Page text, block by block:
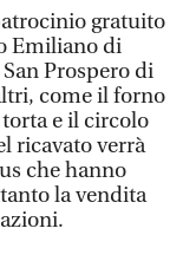
gratuito
Emiliano di
Prospero di
come il forno
torta e il circolo
ricavato verrà
che hanno
la vendita